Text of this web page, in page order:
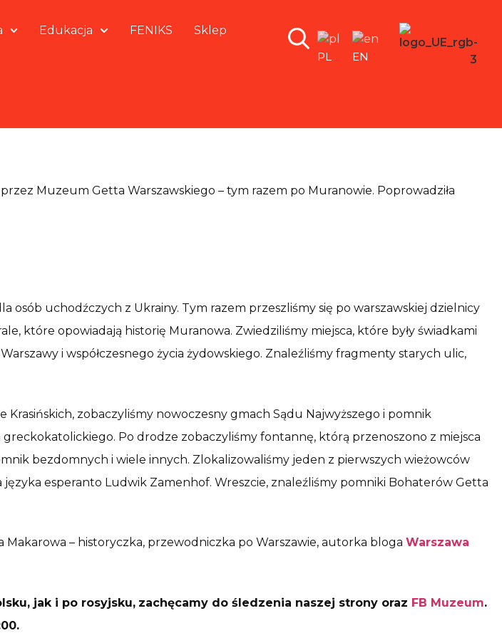
Edukacja FENIKS
Sklep
PL
EN
Muzeum Getta Warszawskiego – tym razem po Muranowie. Poprowadziła
uchodźczych z Ukrainy. Tym razem przeszliśmy się po warszawskiej dzielnicy
które opowiadają historię Muranowa. Zwiedziliśmy miejsca, które były świadkami
i współczesnego życia żydowskiego. Znaleźliśmy fragmenty starych ulic,
zobaczyliśmy nowoczesny gmach Sądu Najwyższego i pomnik
Po drodze zobaczyliśmy fontannę, którą przenoszono z miejsca
bezdomnych i wiele innych. Zlokalizowaliśmy jeden z pierwszych wieżowców
esperanto Ludwik Zamenhof. Wreszcie, znaleźliśmy pomniki Bohaterów Getta
Makarowa – historyczka, przewodniczka po Warszawie, autorka bloga Warszawa
jak i po rosyjsku, zachęcamy do śledzenia naszej strony oraz FB Muzeum.